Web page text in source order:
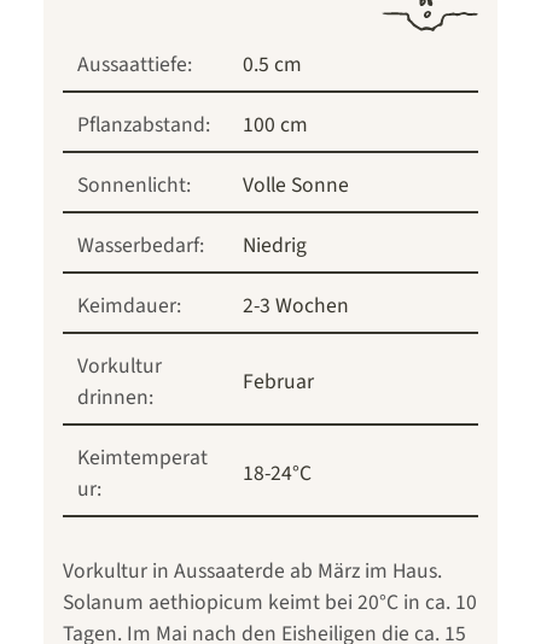
Aussaattiefe:
0.5 cm
Pflanzabstand:
100 cm
Sonnenlicht:
Volle Sonne
Wasserbedarf:
Niedrig
Keimdauer:
2-3 Wochen
Vorkultur
drinnen:
Februar
Keimtemperat
ur:
18-24°C
Vorkultur in Aussaaterde ab März im Haus.
Solanum aethiopicum keimt bei 20°C in ca. 10
Tagen. Im Mai nach den Eisheiligen die ca. 15